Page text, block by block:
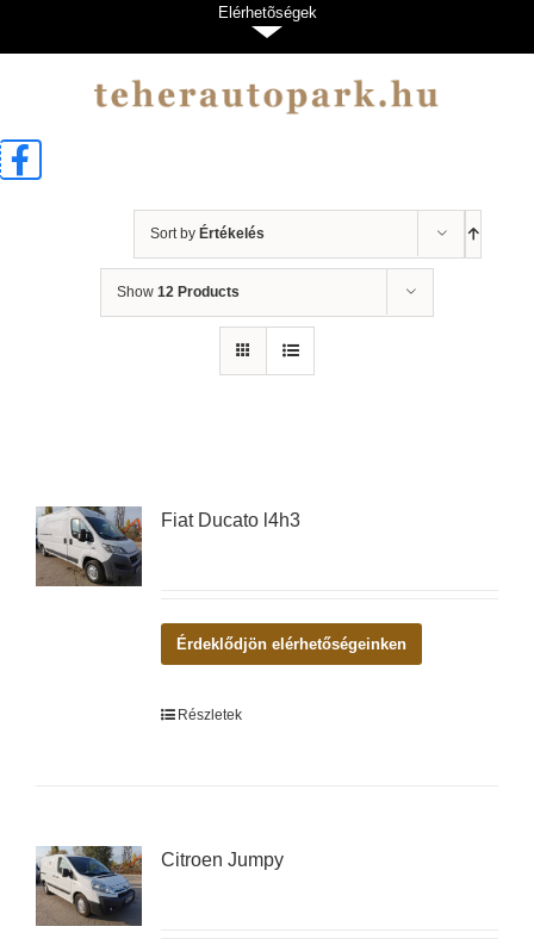
Sort by Értékelés
Show 12 Products
Fiat Ducato l4h3
Érdeklődjön elérhetőségeinken
Részletek
Citroen Jumpy
Elérhetõségek